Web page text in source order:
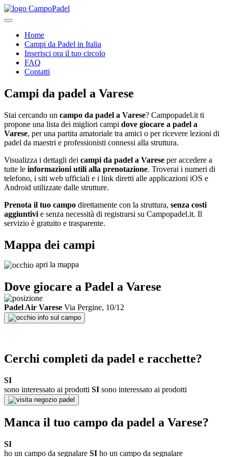
Home
Campi da Padel in Italia
Inserisci ora il tuo circolo
FAQ
Contatti
Campi da padel a Varese
Stai cercando un campo da padel a Varese? Campopadel.it ti
propone una lista dei migliori campi dove giocare a padel a
Varese, per una partita amatoriale tra amici o per ricevere lezioni di
padel da maestri e professionisti connessi alla struttura.
Visualizza i dettagli dei campi da padel a Varese per accedere a
tutte le informazioni utili alla prenotazione. Troverai i numeri di
telefono, i siti web ufficiali e i link diretti alle applicazioni iOS e
Android utilizzate dalle strutture.
Prenota il tuo campo direttamente con la struttura, senza costi
aggiuntivi e senza necessità di registrarsi su Campopadel.it. Il
servizio è gratuito e trasparente.
Mappa dei campi
apri la mappa
Dove giocare a Padel a Varese
Padel Air Varese Via Pergine, 10/12
info sul campo
Cerchi completi da padel e racchette?
SI
sono interessato ai prodotti SI sono interessato ai prodotti
negozio padel
Manca il tuo campo da padel a Varese?
SI
ho un campo da segnalare SI ho un campo da segnalare